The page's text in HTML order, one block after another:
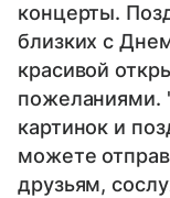
концерты.
близких с
красивой
пожеланиями.
картинок и
можете
друзьям,